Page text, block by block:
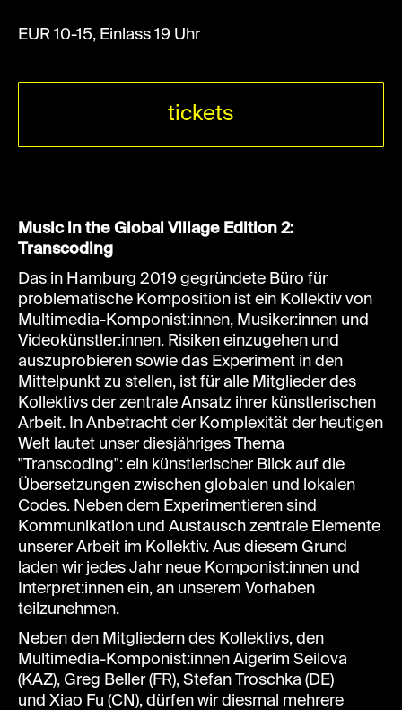
EUR 10-15, Einlass 19 Uhr
tickets
Music in the Global Village Edition 2:
Transcoding
Das in Hamburg 2019 gegründete Büro für
problematische Komposition ist ein Kollektiv von
Multimedia-Komponist:innen, Musiker:innen und
Videokünstler:innen. Risiken einzugehen und
auszuprobieren sowie das Experiment in den
Mittelpunkt zu stellen, ist für alle Mitglieder des
Kollektivs der zentrale Ansatz ihrer künstlerischen
Arbeit. In Anbetracht der Komplexität der heutigen
Welt lautet unser diesjähriges Thema
"Transcoding": ein künstlerischer Blick auf die
Übersetzungen zwischen globalen und lokalen
Codes. Neben dem Experimentieren sind
Kommunikation und Austausch zentrale Elemente
unserer Arbeit im Kollektiv. Aus diesem Grund
laden wir jedes Jahr neue Komponist:innen und
Interpret:innen ein, an unserem Vorhaben
teilzunehmen.
Neben den Mitgliedern des Kollektivs, den
Multimedia-Komponist:innen Aigerim Seilova
(KAZ), Greg Beller (FR), Stefan Troschka (DE)
und Xiao Fu (CN), dürfen wir diesmal mehrere